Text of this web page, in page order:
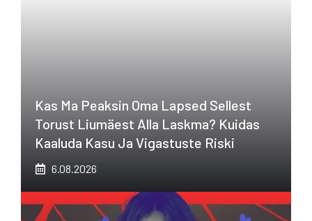
Kas Ma Peaksin Oma Lapsed Sellest
Torust Liumäest Alla Laskma? Kuidas
Kaaluda Kasu Ja Vigastuste Riski
6.08.2026